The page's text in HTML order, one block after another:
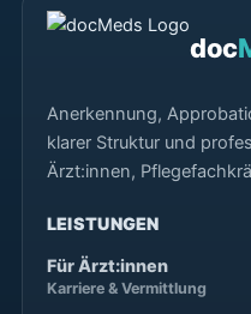
doc
Anerkennung,
klarer Struktur und
Ärzt:innen,
LEISTUNGEN
Für Ärzt:innen
Karriere & Vermittlung